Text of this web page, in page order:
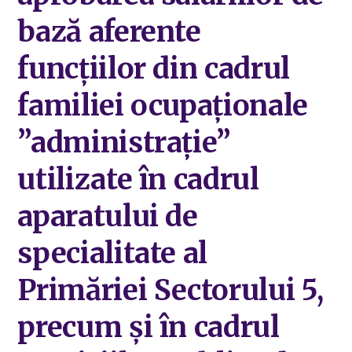
bază aferente
funcțiilor din cadrul
familiei ocupaționale
”administrație”
utilizate în cadrul
aparatului de
specialitate al
Primăriei Sectorului 5,
precum și în cadrul